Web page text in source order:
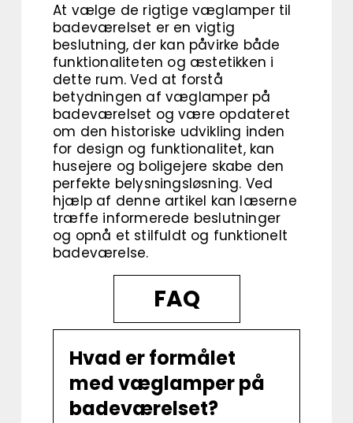
At vælge de rigtige væglamper til
badeværelset er en vigtig
beslutning, der kan påvirke både
funktionaliteten og æstetikken i
dette rum. Ved at forstå
betydningen af væglamper på
badeværelset og være opdateret
om den historiske udvikling inden
for design og funktionalitet, kan
husejere og boligejere skabe den
perfekte belysningsløsning. Ved
hjælp af denne artikel kan læserne
træffe informerede beslutninger
og opnå et stilfuldt og funktionelt
badeværelse.
FAQ
Hvad er formålet
med væglamper på
badeværelset?